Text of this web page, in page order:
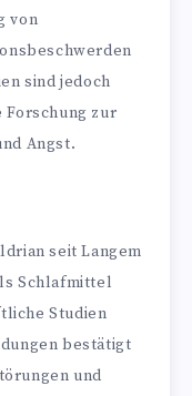
von
sind jedoch
Forschung zur
Angst.
seit Langem
Schlafmittel
Studien
bestätigt
und